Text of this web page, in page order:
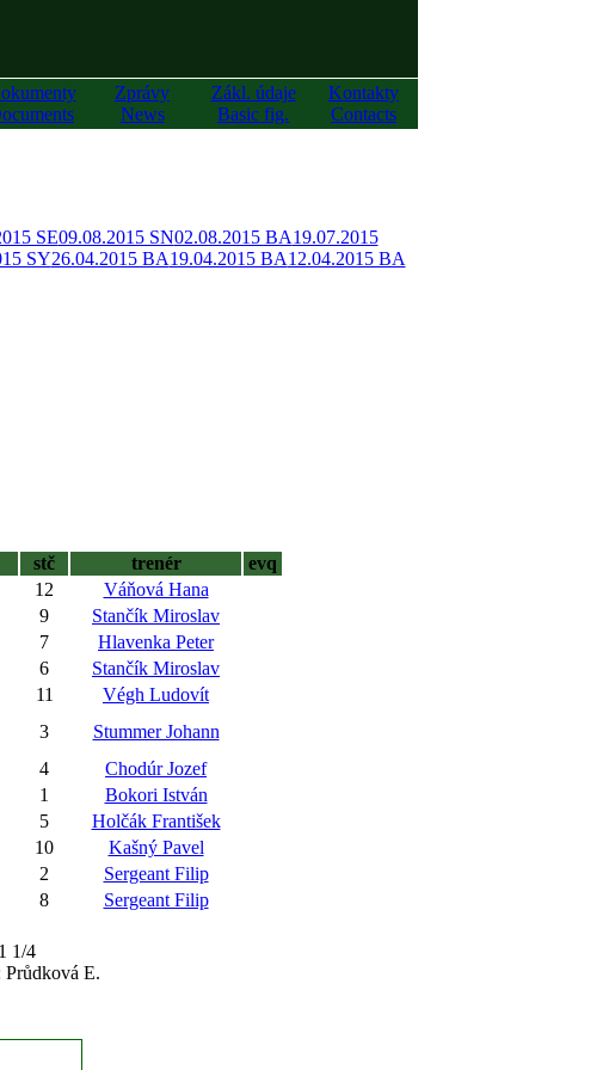
Zprávy
News
Zákl. údaje
Basic fig.
Kontakty
Contacts
SE09.08.2015 SN02.08.2015 BA19.07.2015
SY26.04.2015 BA19.04.2015 BA12.04.2015 BA
stč trenér
evq
12
Váňová Hana
9
Stančík Miroslav
7
Hlavenka Peter
6
Stančík Miroslav
11
Végh Ludovít
3
Stummer Johann
4
Chodúr Jozef
1
Bokori István
5
Holčák František
10
Kašný Pavel
2
Sergeant Filip
8
Sergeant Filip
1/4
E.